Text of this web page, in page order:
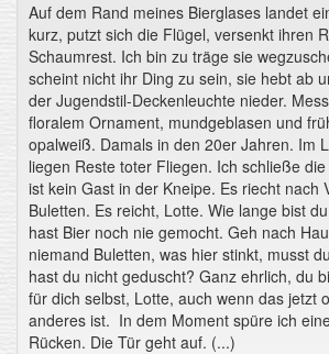
Auf dem Rand meines Bierglases landet
kurz, putzt sich die Flügel, versenkt ihren
Schaumrest. Ich bin zu träge sie
scheint nicht ihr Ding zu sein, sie hebt ab
der Jugendstil-Deckenleuchte nieder.
floralem Ornament, mundgeblasen und
opalweiß. Damals in den 20er Jahren. Im
liegen Reste toter Fliegen. Ich schließe
ist kein Gast in der Kneipe. Es riecht nach
Buletten. Es reicht, Lotte. Wie lange bist
hast Bier noch nie gemocht. Geh nach
niemand Buletten, was hier stinkt, musst
hast du nicht geduscht? Ganz ehrlich, du
für dich selbst, Lotte, auch wenn das jetzt
anderes ist. In dem Moment spüre ich
Rücken. Die Tür geht auf. (...)